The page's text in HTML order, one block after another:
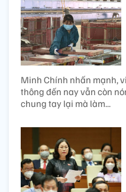
Minh Chính nhấn mạnh,
thông đến nay vẫn còn
chung tay lại mà làm...